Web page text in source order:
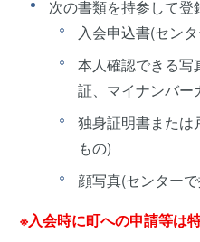
次の書類を持参して登
入会申込書(セン
本人確認できる写
証、マイナンバー
独身証明書または
もの)
顔写真(センター
※入会時に町への申請等は